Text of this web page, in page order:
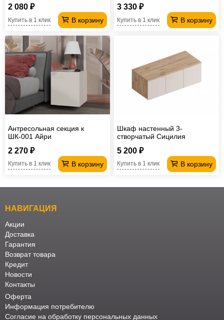
2 080 ₽
В корзину
Купить в 1 клик
3 330 ₽
В корзину
Купить в 1 клик
Антресольная секция к
ШК-001 Айри
2 270 ₽
В корзину
Купить в 1 клик
Шкаф настенный 3-
створчатый Сицилия
5 200 ₽
В корзину
Купить в 1 клик
НАВИГАЦИЯ
Акции
Доставка
Гарантия
Возврат товара
Кредит
Новости
Контакты
Оферта
Информация потребителю
Согласие на обработку персональных данных